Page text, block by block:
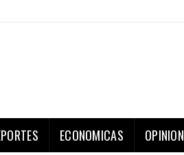
ECONOMICAS OPINION